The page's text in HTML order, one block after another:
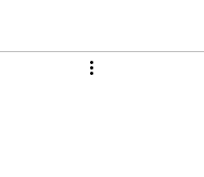
Literatura